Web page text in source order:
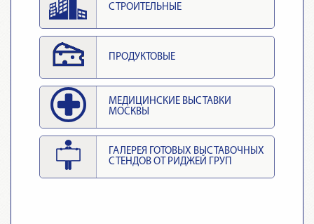
СТРОИТЕЛЬНЫЕ
ПРОДУКТОВЫЕ
МЕДИЦИНСКИЕ ВЫСТАВКИ
МОСКВЫ
ГАЛЕРЕЯ ГОТОВЫХ ВЫСТАВОЧНЫХ
СТЕНДОВ ОТ РИДЖЕЙ ГРУП